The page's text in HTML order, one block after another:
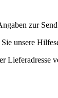
zur
unsere
Lieferadresse